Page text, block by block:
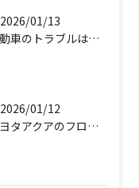
2026/01/13
自動車のトラブルは、日常生活において避けられない出来事の一つ...
2026/01/12
トヨタアクアのフロントバンパーの右下側を縁石にぶつけてできた...